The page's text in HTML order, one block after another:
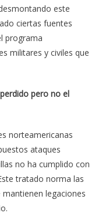
este
ciertas fuentes
programa
militares y civiles que
pero no el
norteamericanas
ataques
no ha cumplido con
tratado norma las
legaciones